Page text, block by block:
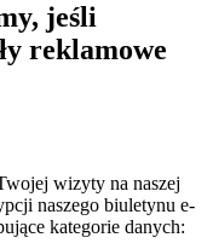
jeśli
reklamowe
wizyty na naszej
naszego biuletynu e-
kategorie danych: